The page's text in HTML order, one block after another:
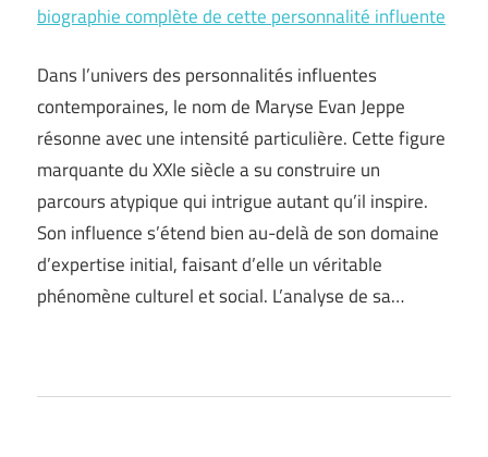
biographie complète de cette personnalité influente
Dans l’univers des personnalités influentes
contemporaines, le nom de Maryse Evan Jeppe
résonne avec une intensité particulière. Cette figure
marquante du XXIe siècle a su construire un
parcours atypique qui intrigue autant qu’il inspire.
Son influence s’étend bien au-delà de son domaine
d’expertise initial, faisant d’elle un véritable
phénomène culturel et social. L’analyse de sa…